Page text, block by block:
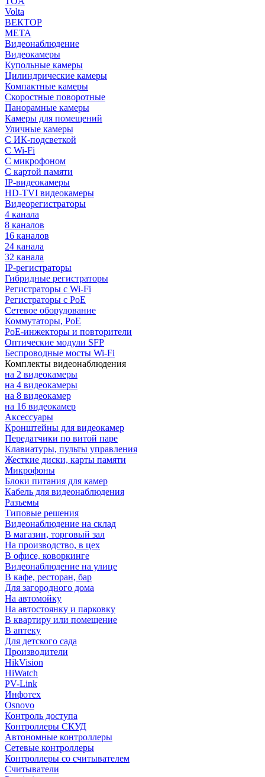
Volta
ВЕКТОР
МЕТА
Видеонаблюдение
Видеокамеры
Купольные камеры
Цилиндрические камеры
Компактные камеры
Скоростные поворотные
Панорамные камеры
Камеры для помещений
Уличные камеры
С ИК-подсветкой
С Wi-Fi
С микрофоном
С картой памяти
IP-видеокамеры
HD-TVI видеокамеры
Видеорегистраторы
4 канала
8 каналов
16 каналов
24 канала
32 канала
IP-регистраторы
Гибридные регистраторы
Регистраторы с Wi-Fi
Регистраторы с PoE
Сетевое оборудование
Коммутаторы, PoE
PoE-инжекторы и повторители
Оптические модули SFP
Беспроводные мосты Wi-Fi
Комплекты видеонаблюдения
на 2 видеокамеры
на 4 видеокамеры
на 8 видеокамер
на 16 видеокамер
Аксессуары
Кронштейны для видеокамер
Передатчики по витой паре
Клавиатуры, пульты управления
Жесткие диски, карты памяти
Микрофоны
Блоки питания для камер
Кабель для видеонаблюдения
Разъемы
Типовые решения
Видеонаблюдение на склад
В магазин, торговый зал
На производство, в цех
В офисе, коворкинге
Видеонаблюдение на улице
В кафе, ресторан, бар
Для загородного дома
На автомойку
На автостоянку и парковку
В квартиру или помещение
В аптеку
Для детского сада
Производители
HikVision
HiWatch
PV-Link
Инфотех
Osnovo
Контроль доступа
Контроллеры СКУД
Автономные контроллеры
Сетевые контроллеры
Контроллеры со считывателем
Считыватели